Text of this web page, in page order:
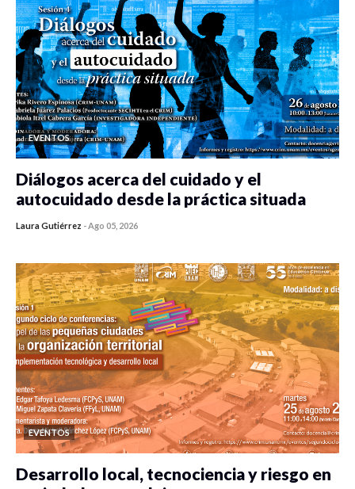
EVENTOS
Diálogos acerca del cuidado y el
autocuidado desde la práctica situada
Laura Gutiérrez -Ago 05, 2026
EVENTOS
Desarrollo local, tecnociencia y riesgo en